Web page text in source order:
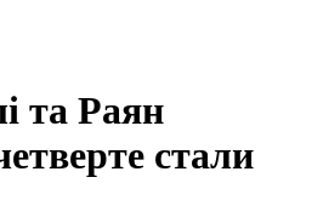
та Раян
стали